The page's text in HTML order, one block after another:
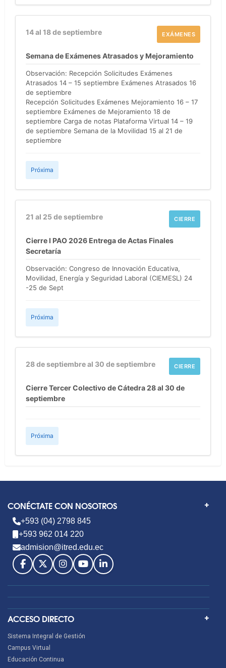
14 al 18 de septiembre EXÁMENES
Semana de Exámenes Atrasados y Mejoramiento
Observación: Recepción Solicitudes Exámenes
Atrasados 14 – 15 septiembre Exámenes Atrasados 16
de septiembre
Recepción Solicitudes Exámenes Mejoramiento 16 – 17
septiembre Exámenes de Mejoramiento 18 de
septiembre Carga de notas Plataforma Virtual 14 – 19
de septiembre Semana de la Movilidad 15 al 21 de
septiembre
Próxima
21 al 25 de septiembre CIERRE
Cierre I PAO 2026 Entrega de Actas Finales
Secretaría
Observación: Congreso de Innovación Educativa,
Movilidad, Energía y Seguridad Laboral (CIEMESL) 24
-25 de Sept
Próxima
28 de septiembre al 30 de septiembre CIERRE
Cierre Tercer Colectivo de Cátedra 28 al 30 de
septiembre
Próxima
CONÉCTATE CON NOSOTROS
+593 (04) 2798 845
+593 962 014 220
admision@itred.edu.ec
ACCESO DIRECTO
Sistema Integral de Gestión
Campus Virtual
Educación Continua